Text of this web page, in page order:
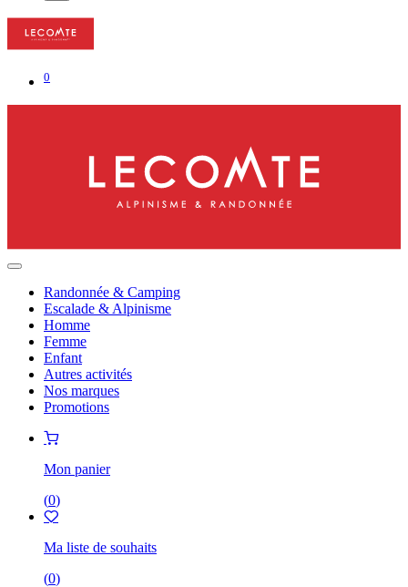
0
Randonnée & Camping
Escalade & Alpinisme
Homme
Femme
Enfant
Autres activités
Nos marques
Promotions
Mon panier
(0)
Ma liste de souhaits
(0)